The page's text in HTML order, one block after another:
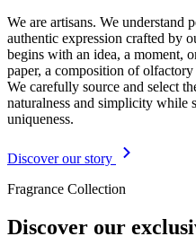
We are artisans. We understand
authentic expression crafted by
begins with an idea, a moment,
paper, a composition of
We carefully source and select
naturalness and simplicity while
uniqueness.
Discover our story
Fragrance Collection
Discover our